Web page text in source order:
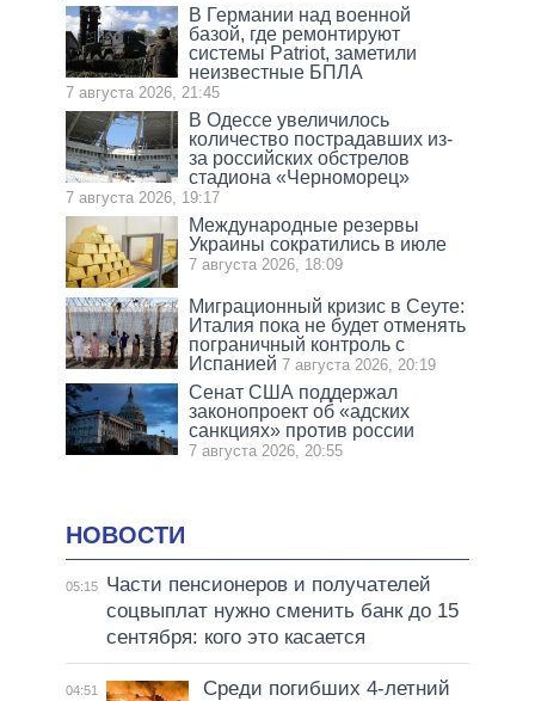
В Германии над военной
базой, где ремонтируют
системы Patriot, заметили
неизвестные БПЛА
7 августа 2026, 21:45
В Одессе увеличилось
количество пострадавших из-
за российских обстрелов
стадиона «Черноморец»
7 августа 2026, 19:17
Международные резервы
Украины сократились в июле
7 августа 2026, 18:09
Миграционный кризис в Сеуте:
Италия пока не будет отменять
пограничный контроль с
Испанией 7 августа 2026, 20:19
Сенат США поддержал
законопроект об «адских
санкциях» против россии
7 августа 2026, 20:55
НОВОСТИ
05:15
Части пенсионеров и получателей
соцвыплат нужно сменить банк до 15
сентября: кого это касается
04:51
Среди погибших 4-летний